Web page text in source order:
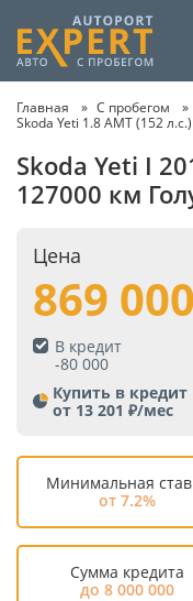
Главная С пробегом
Skoda Yeti 1.8 AMT (152
Skoda Yeti I
127000 км
Цена
869 000
В кредит
-80 000
Купить в кредит
от 13 201 ₽/мес
Минимальная
от 7.2%
Сумма кредита
до 8 000 000